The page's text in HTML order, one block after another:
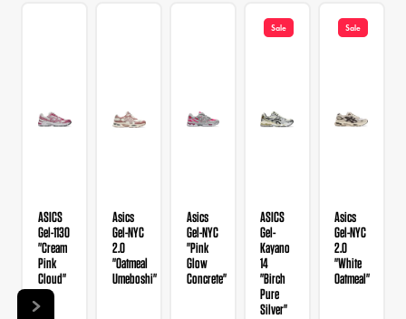
ASICS
Gel-1130
"Cream
Pink
Cloud"
Asics
Gel-NYC
2.0
"Oatmeal
Umeboshi"
Asics
Gel-NYC
"Pink
Glow
Concrete"
Sale
ASICS
Gel-
Kayano
14
"Birch
Pure
Silver"
Sale
Asics
Gel-NYC
2.0
"White
Oatmeal"